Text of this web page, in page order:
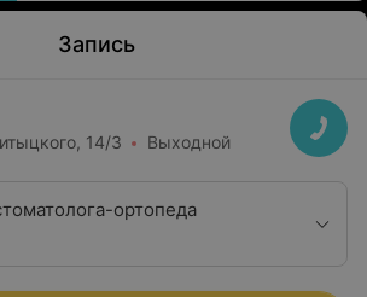
Запись
14/3 Выходной
ортопеда